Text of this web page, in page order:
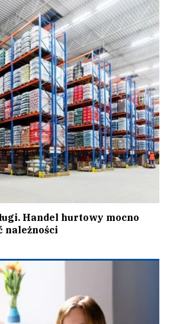
Handel hurtowy mocno
należności